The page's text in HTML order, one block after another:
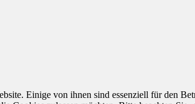
Einige von ihnen sind essenziell für den